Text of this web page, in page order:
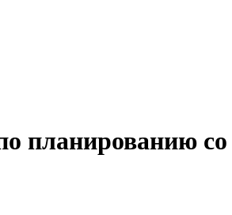
планированию